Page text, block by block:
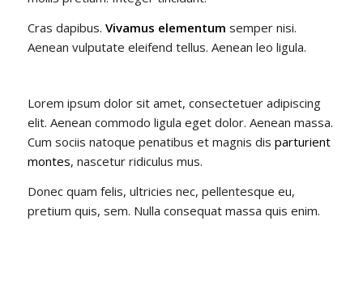
Cras dapibus. Vivamus elementum semper nisi.
Aenean vulputate eleifend tellus. Aenean leo ligula.
Lorem ipsum dolor sit amet, consectetuer adipiscing
elit. Aenean commodo ligula eget dolor. Aenean massa.
Cum sociis natoque penatibus et magnis dis parturient
montes, nascetur ridiculus mus.
Donec quam felis, ultricies nec, pellentesque eu,
pretium quis, sem. Nulla consequat massa quis enim.